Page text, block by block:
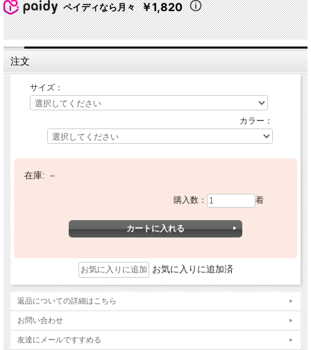
ペイディなら月々 ￥1,820
注文
サイズ：
カラー：
在庫: －
購入数： 着
お気に入りに追加済
返品についての詳細はこちら
お問い合わせ
友達にメールですすめる